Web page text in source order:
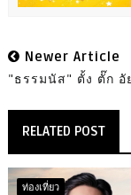
Newer Article
"ธรรมนัส" ตั้ง ตั๊ก อั
RELATED POST
ท่องเที่ยว